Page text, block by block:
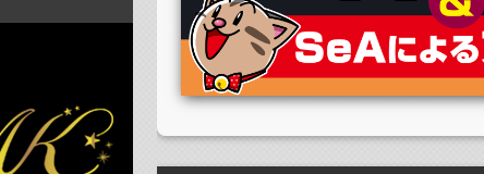
2025/07/08
SHOWROOMでイベント開催（プリントク
»もっと見る
SHOWROOMでイベント開催（ホログラム